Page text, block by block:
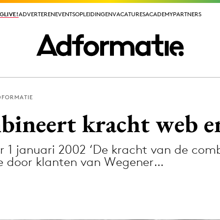
ADVERTERENEVENTSOPLEIDINGENVACATURESACADEMYPARTNERS
ADVERTERENEVENTSOPLEIDINGENVACATURESACADEMYPARTNERS
kracht web
januari 2002 ‘De kracht van de
door klanten van Wegener…